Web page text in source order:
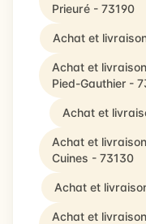
Prieuré - 73190
Achat et
Achat et
Pied-Gauthier -
Achat et
Achat et
Cuines - 73130
Achat et
Achat et